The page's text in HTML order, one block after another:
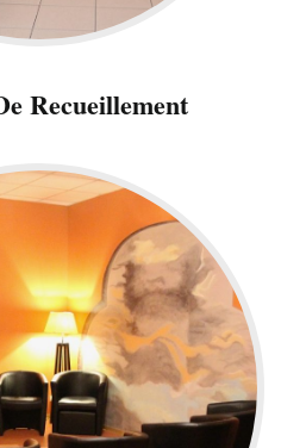
Recueillement